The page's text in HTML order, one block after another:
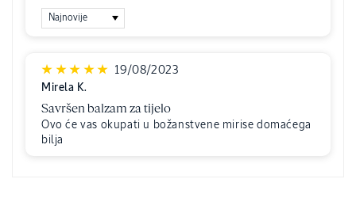
Sort by
19/08/2023
Mirela K.
Savršen balzam za tijelo
Ovo će vas okupati u božanstvene mirise domaćega
bilja